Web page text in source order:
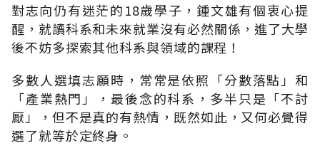
對志向仍有迷茫的18歲學子，鍾文雄有個衷心提
醒，就讀科系和未來就業沒有必然關係，進了大學
後不妨多探索其他科系與領域的課程！
多數人選填志願時，常常是依照「分數落點」和
「產業熱門」，最後念的科系，多半只是「不討
厭」，但不是真的有熱情，既然如此，又何必覺得
選了就等於定終身。